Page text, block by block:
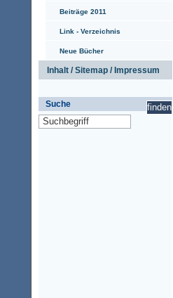
Beiträge 2011
Link - Verzeichnis
Neue Bücher
Inhalt / Sitemap / Impressum
Suche